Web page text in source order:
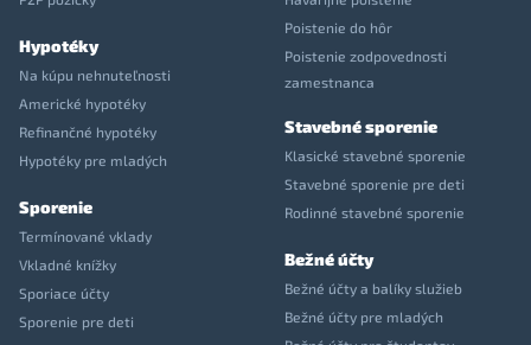
Hypotéky
Na kúpu nehnuteľnosti
Americké hypotéky
Refinančné hypotéky
Hypotéky pre mladých
Sporenie
Termínované vklady
Vkladné knížky
Sporiace účty
Sporenie pre deti
Poistenie do hôr
Poistenie zodpovednosti
zamestnanca
Stavebné sporenie
Klasické stavebné sporenie
Stavebné sporenie pre deti
Rodinné stavebné sporenie
Bežné účty
Bežné účty a balíky služieb
Bežné účty pre mladých